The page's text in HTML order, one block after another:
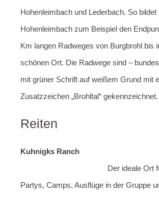
Hohenleimbach und Lederbach. So bildet
Hohenleimbach zum Beispiel den
Km langen Radweges von Burgbrohl bis
schönen Ort. Die Radwege sind –
mit grüner Schrift auf weißem Grund mit
Zusatzzeichen „Brohltal“ gekennzeichnet.
Reiten
Kuhnigks Ranch
Der ideale Ort
Partys, Camps, Ausflüge in der Gruppe